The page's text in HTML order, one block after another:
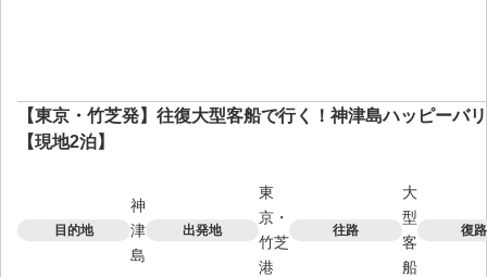
【東京・竹芝発】往復大型客船で行く！神津島ハッピーバ
【現地2泊】
目的地
神
津
島
出発地
東
京・
竹芝
港
往路
大
型
客
船
復路